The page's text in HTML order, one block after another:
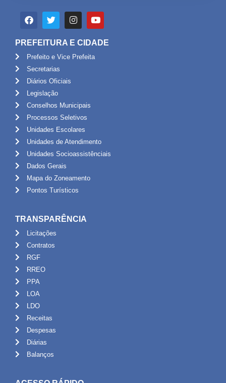
PREFEITURA E CIDADE
Prefeito e Vice Prefeita
Secretarias
Diários Oficiais
Legislação
Conselhos Municipais
Processos Seletivos
Unidades Escolares
Unidades de Atendimento
Unidades Socioassistênciais
Dados Gerais
Mapa do Zoneamento
Pontos Turísticos
TRANSPARÊNCIA
Licitações
Contratos
RGF
RREO
PPA
LOA
LDO
Receitas
Despesas
Diárias
Balanços